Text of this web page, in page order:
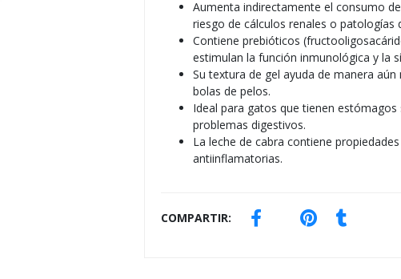
Aumenta indirectamente el consumo
riesgo de cálculos renales o patologías
Contiene prebióticos
estimulan la función inmunológica y la
Su textura de gel ayuda de manera
bolas de pelos.
Ideal para gatos que tienen
problemas digestivos.
La leche de cabra contiene
antiinflamatorias.
COMPARTIR: